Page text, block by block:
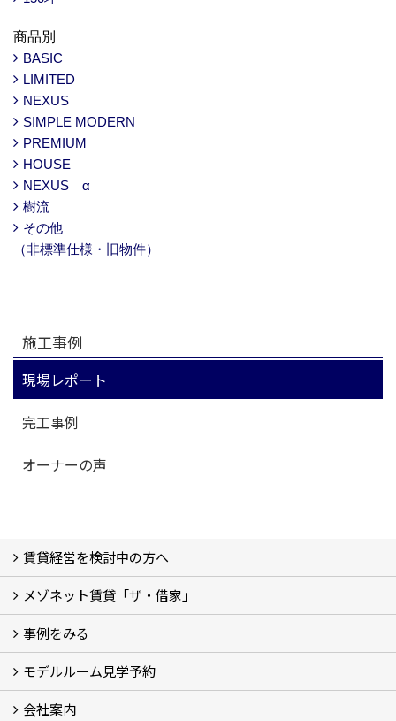
商品別
BASIC
LIMITED
NEXUS
SIMPLE MODERN
PREMIUM
HOUSE
NEXUS α
樹流
その他
（非標準仕様・旧物件）
施工事例
現場レポート
完工事例
オーナーの声
賃貸経営を検討中の方へ
私たちの考え方
賃貸経営の成功学
様々な無料サービス
相続税とは
よくあるご質問
メゾネット賃貸「ザ・借家」
ザ・借家について詳しく知る (2)
事例をみる
建設中の現場レポート
完成した建物を見てみる
オーナーの声
モデルルーム見学予約
モデルルーム見学予約
会社案内